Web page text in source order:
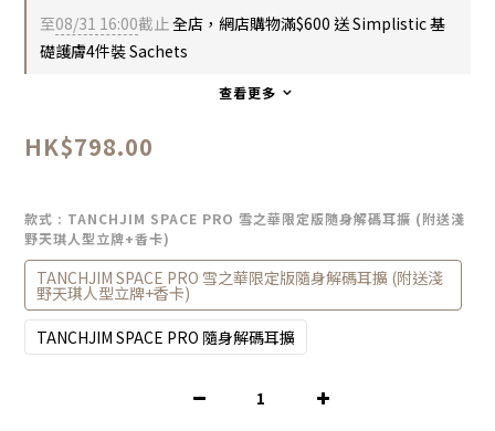
至08/31 16:00截止全店，網店購物滿$600 送 Simplistic 基
礎護膚4件裝 Sachets
查看更多
HK$798.00
款式 : TANCHJIM SPACE PRO 雪之華限定版隨身解碼耳擴 (附送淺
野天琪人型立牌+香卡)
TANCHJIM SPACE PRO 雪之華限定版隨身解碼耳擴 (附送淺
野天琪人型立牌+香卡)
TANCHJIM SPACE PRO 隨身解碼耳擴